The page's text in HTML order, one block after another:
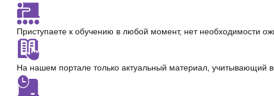
Приступаете к обучению в любой момент, нет необходимости
На нашем портале только актуальный материал , учитывающий